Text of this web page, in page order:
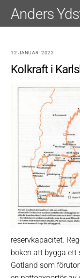
Anders
12 JANUARI 2022
Kolkraft i
reservkapacitet.
boken att bygga ett
Gotland som